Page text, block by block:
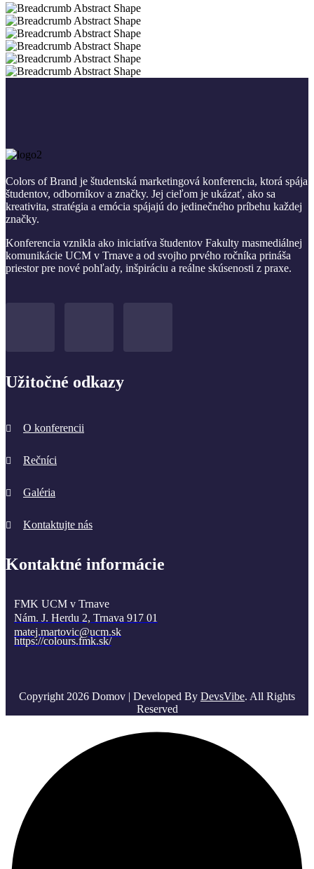
Colors of Brand je študentská marketingová konferencia, ktorá spája
študentov, odborníkov a značky. Jej cieľom je ukázať, ako sa
kreativita, stratégia a emócia spájajú do jedinečného príbehu každej
značky.
Konferencia vznikla ako iniciatíva študentov Fakulty masmediálnej
komunikácie UCM v Trnave a od svojho prvého ročníka prináša
priestor pre nové pohľady, inšpiráciu a reálne skúsenosti z praxe.
Užitočné odkazy
O konferencii
Rečníci
Galéria
Kontaktujte nás
Kontaktné informácie
FMK UCM v Trnave
Nám. J. Herdu 2, Trnava 917 01
matej.martovic@ucm.sk
https://colours.fmk.sk/
Copyright 2026 Domov | Developed By DevsVibe. All Rights
Reserved